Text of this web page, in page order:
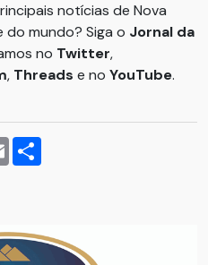
notícias de Nova
do mundo? Siga o Jornal da
no Twitter,
, Threads e no YouTube.
Email